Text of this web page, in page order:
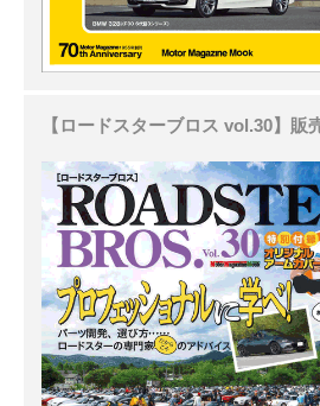
【ロードスターブロス vol.30】販